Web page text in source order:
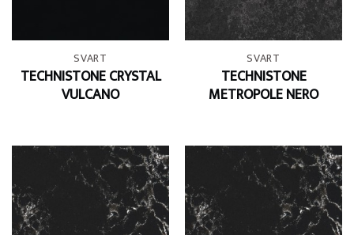
SVART
TECHNISTONE CRYSTAL
VULCANO
SVART
TECHNISTONE
METROPOLE NERO